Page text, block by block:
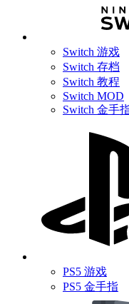
Switch 游戏
Switch 存档
Switch 教程
Switch MOD
Switch 金手
PS5 游戏
PS5 金手指